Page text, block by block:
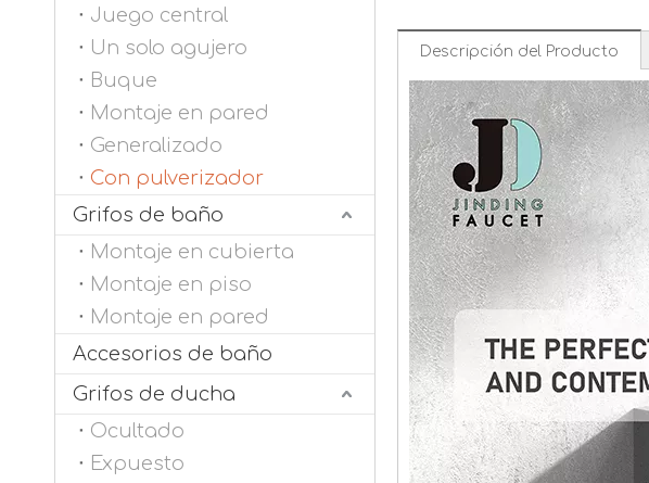
Juego central
Un solo agujero
Buque
Montaje en pared
Generalizado
Con pulverizador
Grifos de baño
Montaje en cubierta
Montaje en piso
Montaje en pared
Accesorios de baño
Grifos de ducha
Ocultado
Expuesto
Descripción del Producto